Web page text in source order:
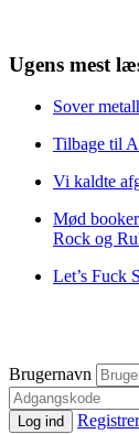
Ugens mest
Sover
Tilbage til
Vi kaldte
Mød
Rock og
Let’s Fuck
Brugernavn
Log ind
Registrer